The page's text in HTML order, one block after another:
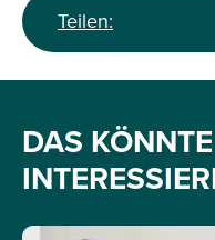
Teilen:
DAS